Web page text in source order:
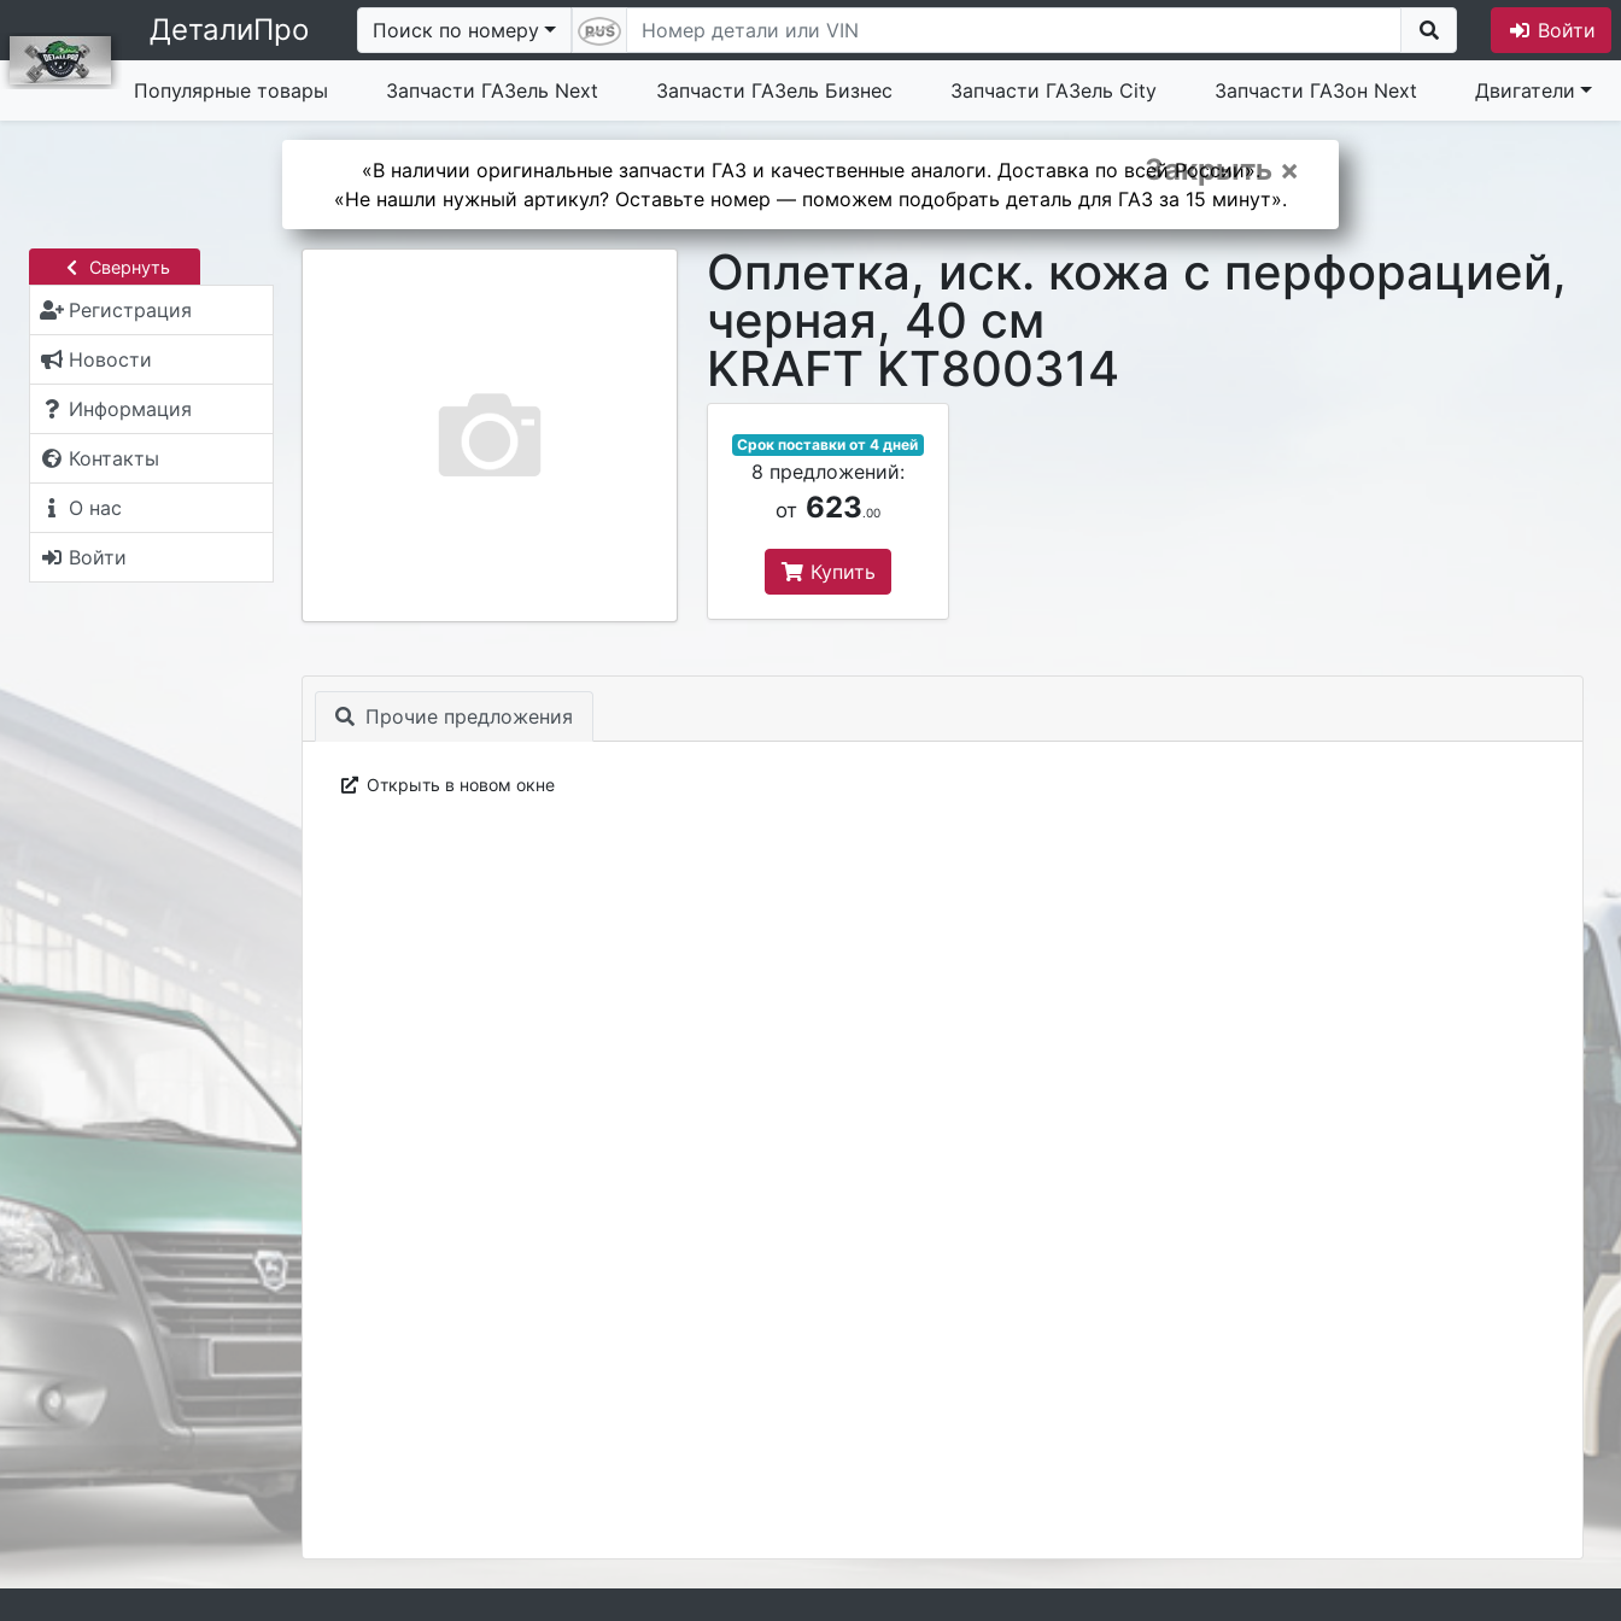
ДеталиПро Поиск по номеру Войти
Популярные товары Запчасти ГАЗель Next Запчасти ГАЗель Бизнес Запчасти ГАЗель City Запчасти ГАЗон Next Двигатели
Закрыть ×
«В наличии оригинальные запчасти ГАЗ и качественные аналоги. Доставка по всей России».
«Не нашли нужный артикул? Оставьте номер — поможем подобрать деталь для ГАЗ за 15 минут».
Свернуть
Регистрация
Новости
Информация
Контакты
О нас
Войти
Оплетка, иск. кожа с перфорацией,
черная, 40 см
KRAFT KT800314
Срок поставки от 4 дней
8 предложений:
от 623.00
Купить
Прочие предложения
Открыть в новом окне